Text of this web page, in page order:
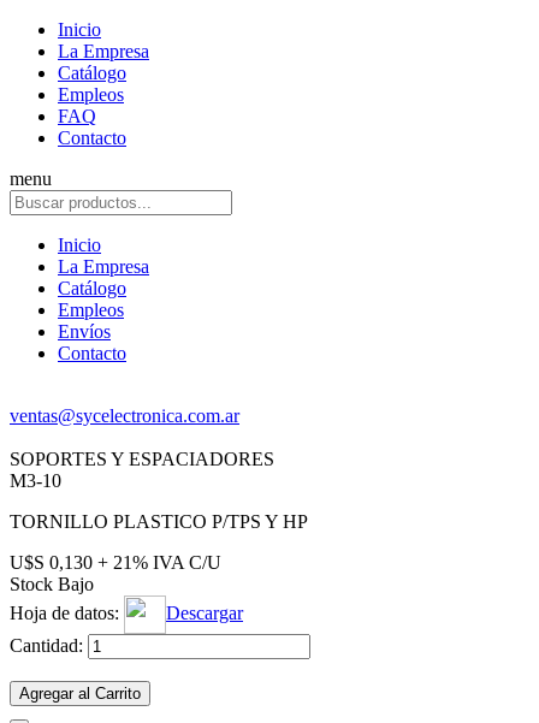
Inicio
La Empresa
Catálogo
Empleos
FAQ
Contacto
menu
Inicio
La Empresa
Catálogo
Empleos
Envíos
Contacto
ventas@sycelectronica.com.ar
SOPORTES Y ESPACIADORES
M3-10
TORNILLO PLASTICO P/TPS Y HP
U$S 0,130 + 21% IVA C/U
Stock Bajo
Hoja de datos:
Descargar
Cantidad:
Agregar al Carrito